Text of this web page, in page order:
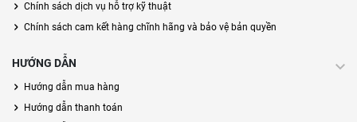
Chính sách dịch vụ hỗ trợ kỹ thuật
Chính sách cam kết hàng chĩnh hãng và bảo vệ bản quyền
HƯỚNG DẪN
Hướng dẫn mua hàng
Hướng dẫn thanh toán